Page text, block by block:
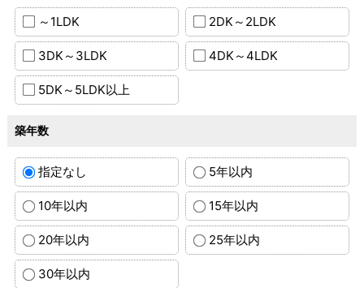
～1LDK 2DK～2LDK
3DK～3LDK 4DK～4LDK
5DK～5LDK以上
築年数
指定なし 5年以内
10年以内 15年以内
20年以内 25年以内
30年以内